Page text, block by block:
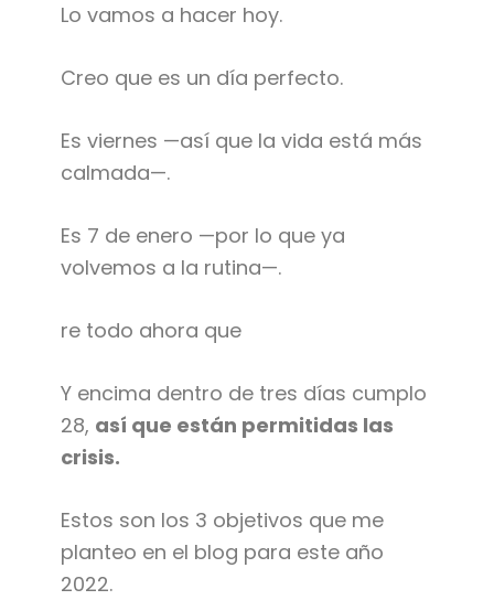
Lo vamos a hacer hoy.
Creo que es un día perfecto.
Es viernes —así que la vida está más
calmada—.
Es 7 de enero —por lo que ya
volvemos a la rutina—.
re todo ahora que
Y encima dentro de tres días cumplo
28, así que están permitidas las
crisis.
Estos son los 3 objetivos que me
planteo en el blog para este año
2022.